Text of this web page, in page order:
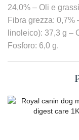
24,0% – Oli e
Fibra grezza:
linoleico): 37,3 g –
Fosforo: 6,0 g.